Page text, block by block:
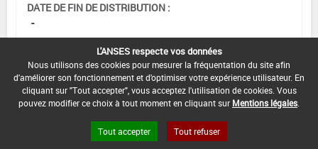
DATE DE FIN DE DISTRIBUTION :
-
DATE DE FIN D'UTILISATION :
-
L'ANSES respecte vos données
Nous utilisons des cookies pour mesurer la fréquentation du site afin
d'améliorer son fonctionnement et d'optimiser votre expérience utilisateur. En
cliquant sur "Tout accepter", vous acceptez l'utilisation de cookies. Vous
pouvez modifier ce choix à tout moment en cliquant sur Mentions légales
Tout accepter Tout refuser